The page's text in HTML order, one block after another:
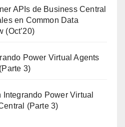
APIs de Business Central
en Common Data
(Oct’20)
Power Virtual Agents
3)
Integrando Power Virtual
(Parte 3)